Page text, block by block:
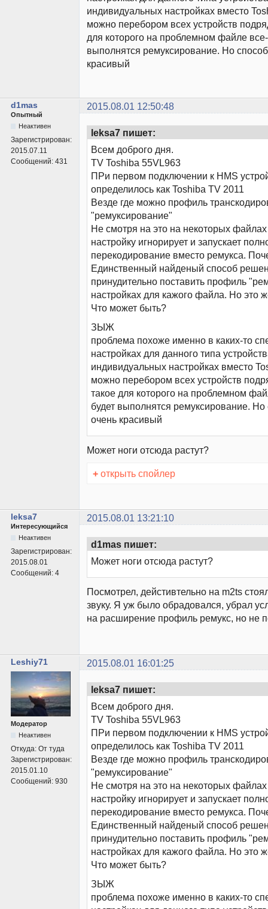
индивидуальных настройках вместо
можно перебором всех устройств
для которого на проблемном файле все-
выполнятся ремуксирование. Но
красивый
d1mas 2015.08.01 12:50:48
Опытный
Неактивен
Зарегистрирован:
2015.07.11
Сообщений: 431
leksa7 пишет:
Всем доброго дня.
TV Toshiba 55VL963
ПРи первом подключении к HMS
определилось как Toshiba TV 2011
Везде где можно профиль
"ремуксирование"
Не смотря на это на некоторых файлах
настройку игнорирует и запускает
перекодирование вместо ремукса.
Единственный найденый способ
принудительно поставить профиль
настройках для кажого файла. Но это
Что может быть?
ЗЫЖ
проблема похоже именно в каких-то
настройках для данного типа
индивидуальных настройках вместо
можно перебором всех устройств
такое для которого на проблемном
будет выполнятся ремуксирование.
очень красивый
Может ноги отсюда растут?
+ открыть спойлер
leksa7 2015.08.01 13:21:10
Интересующийся
Неактивен
Зарегистрирован:
2015.08.01
Сообщений: 4
d1mas пишет:
Может ноги отсюда растут?
Посмотрел, дейстивтельно на m2ts
звуку. Я уж было обрадовался, убрал
на расширение профиль ремукс, но не
Leshiy71 2015.08.01 16:01:25
Модератор
Неактивен
Откуда: От туда
Зарегистрирован:
2015.01.10
Сообщений: 930
leksa7 пишет:
Всем доброго дня.
TV Toshiba 55VL963
ПРи первом подключении к HMS
определилось как Toshiba TV 2011
Везде где можно профиль
"ремуксирование"
Не смотря на это на некоторых файлах
настройку игнорирует и запускает
перекодирование вместо ремукса.
Единственный найденый способ
принудительно поставить профиль
настройках для кажого файла. Но это
Что может быть?
ЗЫЖ
проблема похоже именно в каких-то